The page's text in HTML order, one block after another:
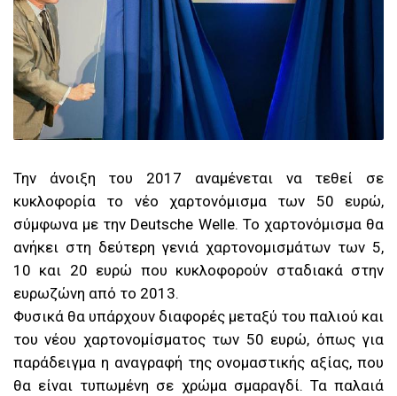
Την άνοιξη του 2017 αναμένεται να τεθεί σε
κυκλοφορία το νέο χαρτονόμισμα των 50 ευρώ,
σύμφωνα με την Deutsche Welle. Το χαρτονόμισμα θα
ανήκει στη δεύτερη γενιά χαρτονομισμάτων των 5,
10 και 20 ευρώ που κυκλοφορούν σταδιακά στην
ευρωζώνη από το 2013.
Φυσικά θα υπάρχουν διαφορές μεταξύ του παλιού και
του νέου χαρτονομίσματος των 50 ευρώ, όπως για
παράδειγμα η αναγραφή της ονομαστικής αξίας, που
θα είναι τυπωμένη σε χρώμα σμαραγδί. Τα παλαιά